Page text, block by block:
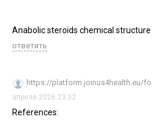
Anabolic steroids chemical structure
ответить
https://platform.joinus4health.eu/
апреля 2026 23:32
References: